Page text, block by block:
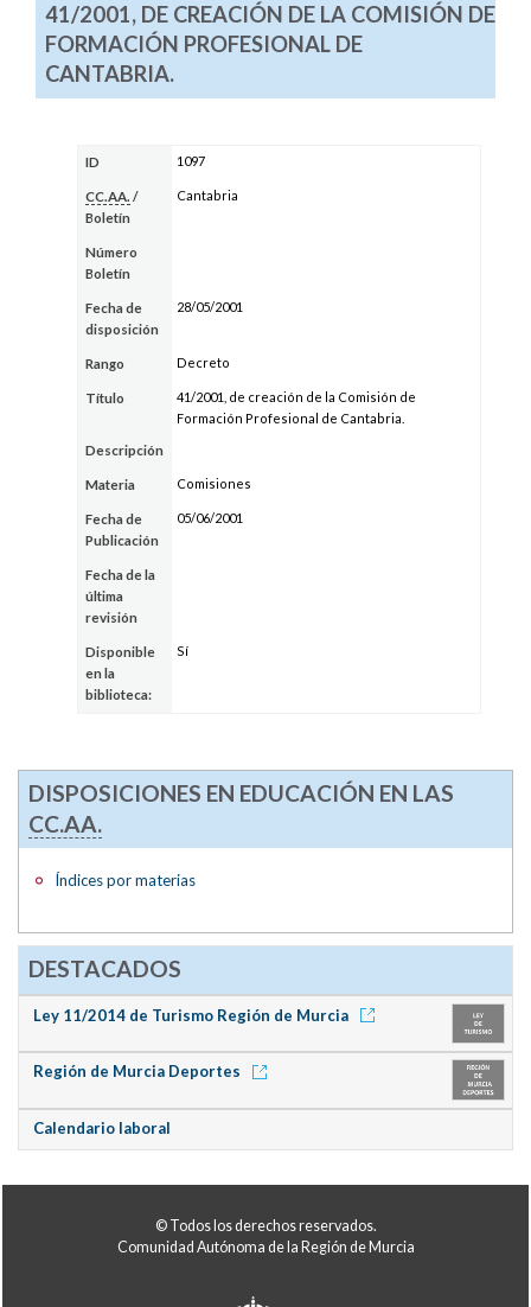
41/2001, DE CREACIÓN DE LA COMISIÓN DE
FORMACIÓN PROFESIONAL DE
CANTABRIA.
ID 1097
CC.AA. /
Boletín
Cantabria
Número
Boletín
Fecha de
disposición
28/05/2001
Rango Decreto
Título
41/2001, de creación de la Comisión de
Formación Profesional de Cantabria.
Descripción
Materia Comisiones
Fecha de
Publicación
05/06/2001
Fecha de la
última
revisión
Disponible
en la
biblioteca:
Sí
DISPOSICIONES EN EDUCACIÓN EN LAS
CC.AA.
Índices por materias
DESTACADOS
Ley 11/2014 de Turismo Región de Murcia
Región de Murcia Deportes
Calendario laboral
© Todos los derechos reservados.
Comunidad Autónoma de la Región de Murcia